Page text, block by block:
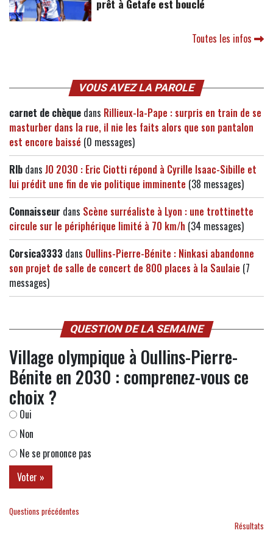
prêt à Getafe est bouclé
Toutes les infos
VOUS AVEZ LA PAROLE
carnet de chèque dans Rillieux-la-Pape : surpris en train de se
masturber dans la rue, il nie les faits alors que son pantalon
est encore baissé (0 messages)
Rlb dans JO 2030 : Eric Ciotti répond à Cyrille Isaac-Sibille et
lui prédit une fin de vie politique imminente (38 messages)
Connaisseur dans Scène surréaliste à Lyon : une trottinette
circule sur le périphérique limité à 70 km/h (34 messages)
Corsica3333 dans Oullins-Pierre-Bénite : Ninkasi abandonne
son projet de salle de concert de 800 places à la Saulaie (7
messages)
QUESTION DE LA SEMAINE
Village olympique à Oullins-Pierre-
Bénite en 2030 : comprenez-vous ce
choix ?
Oui
Non
Ne se prononce pas
Questions précédentes
Résultats